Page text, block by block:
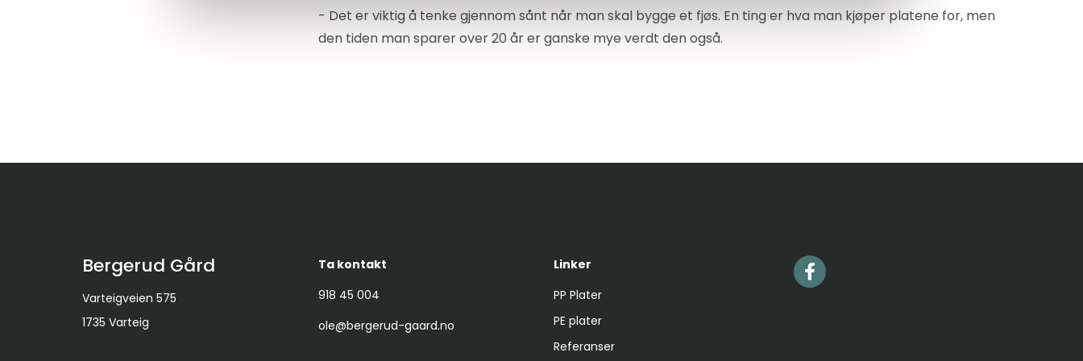
- Det er viktig å tenke gjennom sånt når man skal bygge et fjøs. En ting er hva man kjøper platene for, men
den tiden man sparer over 20 år er ganske mye verdt den også.
Bergerud Gård
Varteigveien 575
1735 Varteig
Ta kontakt
918 45 004
ole@bergerud-gaard.no
Linker
PP Plater
PE plater
Referanser